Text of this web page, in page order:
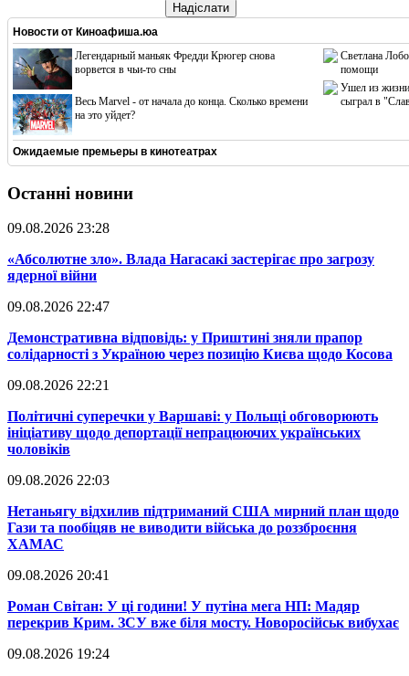
Надіслати
Новости от Киноафиша.юа
Легендарный маньяк Фредди Крюгер снова
ворвется в чьи-то сны
Весь Marvel - от начала до конца. Сколько времени
на это уйдет?
Светлана
помощи
Ушел из жизни
сыграл в
Ожидаемые премьеры в кинотеатрах
Останні новини
09.08.2026 23:28
​«Абсолютне зло». Влада Нагасакі застерігає про загрозу
ядерної війни
09.08.2026 22:47
​Демонстративна відповідь: у Приштині зняли прапор
солідарності з Україною через позицію Києва щодо Косова
09.08.2026 22:21
​Політичні суперечки у Варшаві: у Польщі обговорюють
ініціативу щодо депортації непрацюючих українських
чоловіків
09.08.2026 22:03
​Нетаньягу відхилив підтриманий США мирний план щодо
Гази та пообіцяв не виводити війська до роззброєння
ХАМАС
09.08.2026 20:41
​Роман Світан: У ці години! У путіна мега НП: Мадяр
перекрив Крим. ЗСУ вже біля мосту. Новоросійськ вибухає
09.08.2026 19:24